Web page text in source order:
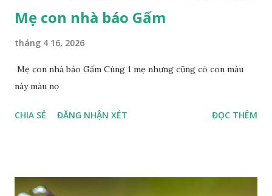
Mẹ con nhà báo Gấm
tháng 4 16, 2026
Mẹ con nhà báo Gấm Cùng 1 mẹ nhưng cũng có con màu
này màu nọ
CHIA SẺ ĐĂNG NHẬN XÉT ĐỌC THÊM